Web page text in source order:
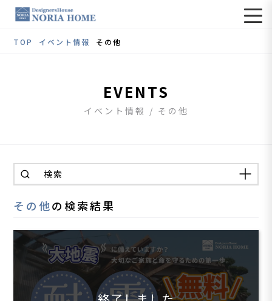
TOP イベント情報 その他
EVENTS
イベント情報 / その他
検索
その他の検索結果